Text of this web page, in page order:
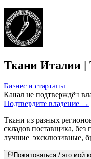
Ткани Италии |
Бизнес и стартапы
Канал не подтверждён
Подтвердите владение →
Ткани из разных
складов поставщика, без
лучшие, эксклюзивные,
Пожаловаться / это мой